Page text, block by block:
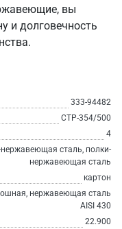
вы
и долговечность
333-94482
СТР-354/500
4
нержавеющая сталь, полки-
нержавеющая сталь
картон
нержавеющая сталь
AISI 430
22.900